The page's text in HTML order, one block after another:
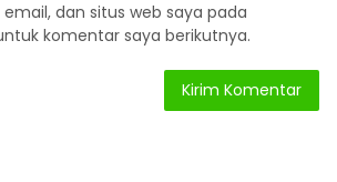
dan situs web saya pada
komentar saya berikutnya.